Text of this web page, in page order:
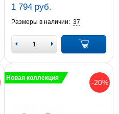
1 794 руб.
Размеры в наличии: 37
-20%
Новая коллекция